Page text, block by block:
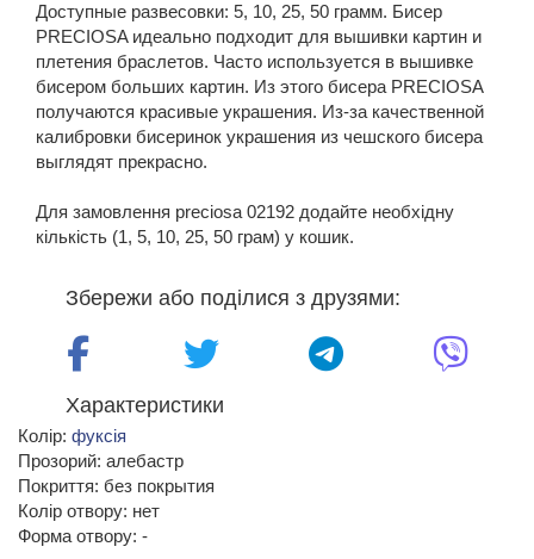
Доступные развесовки: 5, 10, 25, 50 грамм. Бисер
PRECIOSA идеально подходит для вышивки картин и
плетения браслетов. Часто используется в вышивке
бисером больших картин. Из этого бисера PRECIOSA
получаются красивые украшения. Из-за качественной
калибровки бисеринок украшения из чешского бисера
выглядят прекрасно.
Для замовлення preciosa 02192 додайте необхідну
кількість (1, 5, 10, 25, 50 грам) у кошик.
Збережи або поділися з друзями:
Характеристики
Колір: фуксія
Прозорий: алебастр
Покриття: без покрытия
Колір отвору: нет
Форма отвору: -